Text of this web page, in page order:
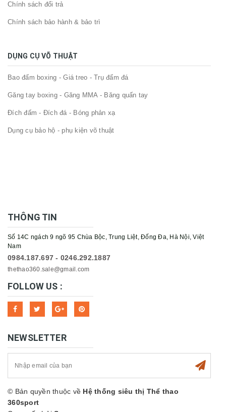
Chính sách đổi trả
Chính sách bảo hành & bảo trì
DỤNG CỤ VÕ THUẬT
Bao đấm boxing - Giá treo - Trụ đấm đá
Găng tay boxing - Găng MMA - Băng quấn tay
Đích đấm - Đích đá - Bóng phản xạ
Dụng cụ bảo hộ - phụ kiện võ thuật
THÔNG TIN
Số 14C ngách 9 ngõ 95 Chùa Bộc, Trung Liệt, Đống Đa, Hà Nội, Việt
Nam
0984.187.697 - 0246.292.1887
thethao360.sale@gmail.com
FOLLOW US :
NEWSLETTER
© Bản quyền thuộc về Hệ thống siêu thị Thể thao
360sport